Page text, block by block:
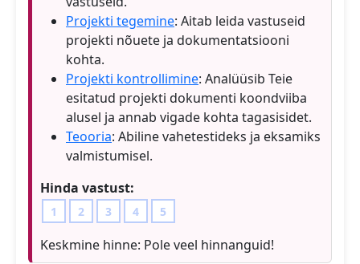
Projekti tegemine: Aitab leida vastuseid
projekti nõuete ja dokumentatsiooni
kohta.
Projekti kontrollimine: Analüüsib Teie
esitatud projekti dokumenti koondviiba
alusel ja annab vigade kohta tagasisidet.
Teooria: Abiline vahetestideks ja eksamiks
valmistumisel.
Hinda vastust:
1 2 3 4 5
Keskmine hinne: Pole veel hinnanguid!